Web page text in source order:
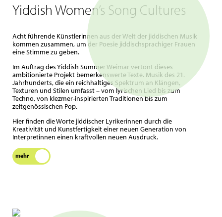
Yiddish Women’s Song Cultures
Acht führende Künstlerinnen aus der Welt der jiddischen Musik
kommen zusammen, um der Poesie jiddischsprachiger Frauen
eine Stimme zu geben.
Im Auftrag des Yiddish Summer Weimar vertont dieses
ambitionierte Projekt bemerkenswerte Texte. Musik des 21.
Jahrhunderts, die ein reichhaltiges Spektrum an Klängen,
Texturen und Stilen umfasst – vom lyrischen Lied bis zum
Techno, von klezmer-inspirierten Traditionen bis zum
zeitgenössischen Pop.
Hier finden die Worte jiddischer Lyrikerinnen durch die
Kreativität und Kunstfertigkeit einer neuen Generation von
Interpretinnen einen kraftvollen neuen Ausdruck.
mehr